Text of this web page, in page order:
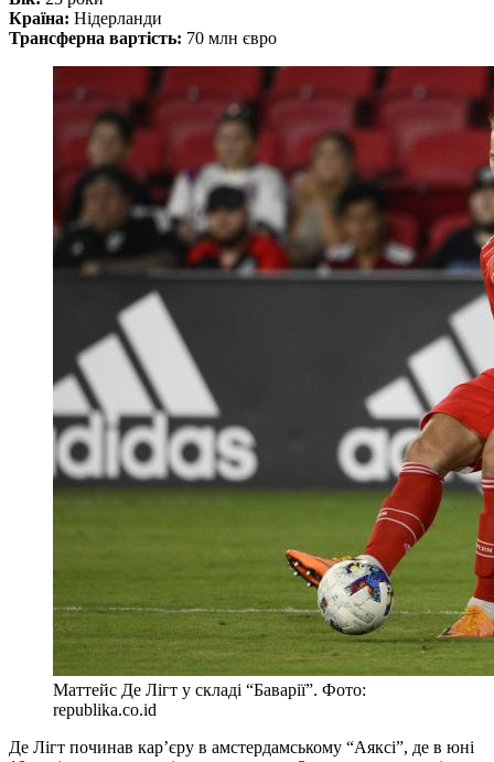
Країна: Нідерланди
Трансферна вартість: 70 млн євро
Маттейс Де Лігт у складі “Баварії”. Фото:
republika.co.id
Де Лігт починав кар’єру в амстердамському “Аяксі”, де в юні